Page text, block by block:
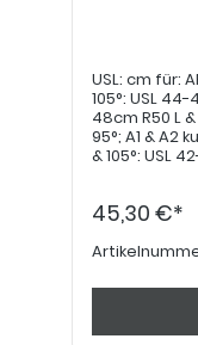
USL: cm für: AF4-4 KW 95°; A1 & A2 lang, KW
105°: USL
48cm R50 L &
95°; A1 & A2
& 105°: USL
45,30 €*